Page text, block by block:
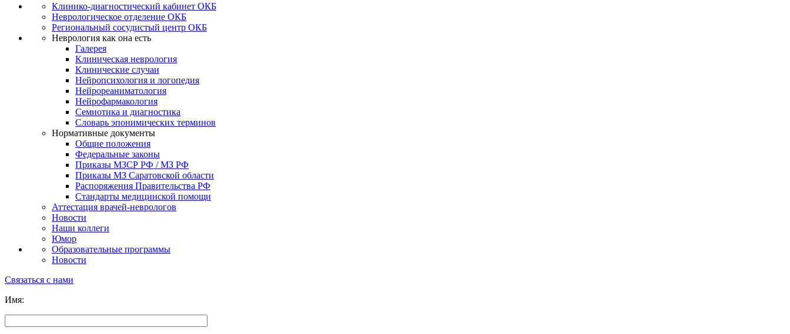
Клинико-диагностический кабинет ОКБ
Неврологическое отделение ОКБ
Региональный сосудистый центр ОКБ
Неврология как она есть
Галерея
Клиническая неврология
Клинические случаи
Нейропсихология и логопедия
Нейрореаниматология
Нейрофармакология
Семиотика и диагностика
Словарь эпонимических терминов
Нормативные документы
Общие положения
Федеральные законы
Приказы МЗСР РФ / МЗ РФ
Приказы МЗ Саратовской области
Распоряжения Правительства РФ
Стандарты медицинской помощи
Аттестация врачей-неврологов
Новости
Наши коллеги
Юмор
Образовательные программы
Новости
Связаться с нами
Имя: